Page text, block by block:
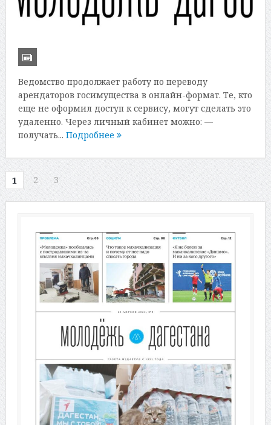
Ведомство продолжает работу по переводу
арендаторов госимущества в онлайн-формат. Те, кто
еще не оформил доступ к сервису, могут сделать это
удаленно. Через личный кабинет можно: —
получать... Подробнее
1 2 3